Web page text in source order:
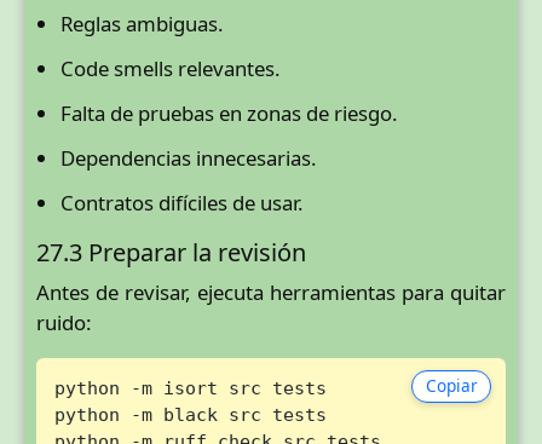
Reglas ambiguas.
Code smells relevantes.
Falta de pruebas en zonas de riesgo.
Dependencias innecesarias.
Contratos difíciles de usar.
27.3 Preparar la revisión
Antes de revisar, ejecuta herramientas para quitar
ruido:
Copiar
python -m isort src tests
python -m black src tests